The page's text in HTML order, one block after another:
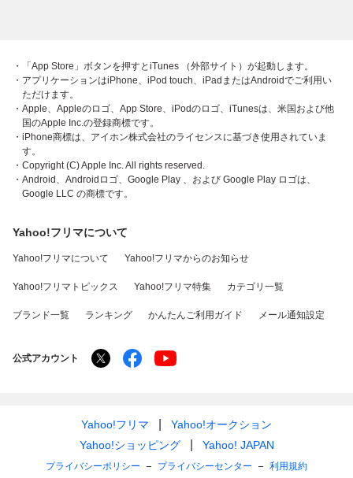
・「App Store」ボタンを押すとiTunes （外部サイト）が起動します。
・アプリケーションはiPhone、iPod touch、iPadまたはAndroidでご利用い
ただけます。
・Apple、Appleのロゴ、App Store、iPodのロゴ、iTunesは、米国および他
国のApple Inc.の登録商標です。
・iPhone商標は、アイホン株式会社のライセンスに基づき使用されていま
す。
・Copyright (C) Apple Inc. All rights reserved.
・Android、Androidロゴ、Google Play 、および Google Play ロゴは、
Google LLC の商標です。
Yahoo!フリマについて
Yahoo!フリマについて Yahoo!フリマからのお知らせ
Yahoo!フリマトピックス Yahoo!フリマ特集 カテゴリ一覧
ブランド一覧 ランキング かんたんご利用ガイド メール通知設定
公式アカウント
Yahoo!フリマ
Yahoo!オークション
Yahoo!ショッピング
Yahoo! JAPAN
プライバシーポリシー プライバシーセンター 利用規約